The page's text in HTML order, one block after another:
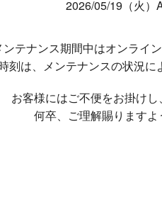
2026/05/19（火）
ンテナンス期間中はオンライ
刻は、メンテナンスの状況に
お客様にはご不便をお掛けし、
何卒、ご理解賜りますよ